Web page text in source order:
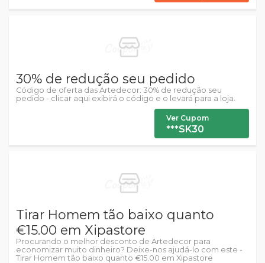
30% de redução seu pedido
Código de oferta das Artedecor: 30% de redução seu
pedido - clicar aqui exibirá o código e o levará para a loja.
Ver Cupom
***SK30
Tirar Homem tão baixo quanto
€15.00 em Xipastore
Procurando o melhor desconto de Artedecor para
economizar muito dinheiro? Deixe-nos ajudá-lo com este -
Tirar Homem tão baixo quanto €15.00 em Xipastore